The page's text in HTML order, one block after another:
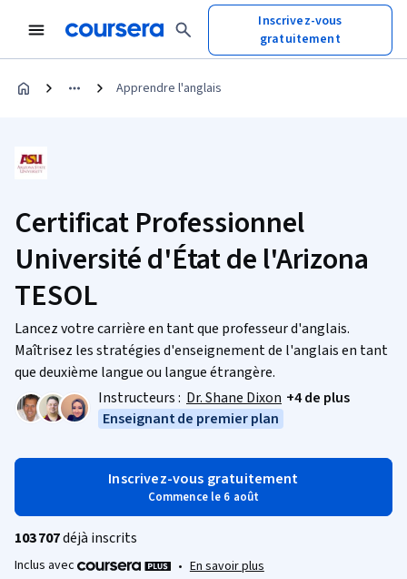
Inscrivez-vous
gratuitement
Apprendre l'anglais
Certificat Professionnel
Université d'État de l'Arizona
TESOL
Lancez votre carrière en tant que professeur d'anglais.
Maîtrisez les stratégies d'enseignement de l'anglais en tant
que deuxième langue ou langue étrangère.
Instructeurs : Dr. Shane Dixon +4 de plus
Enseignant de premier plan
Inscrivez-vous gratuitement
Commence le 6 août
103 707déjà inscrits
Inclus avec • En savoir plus